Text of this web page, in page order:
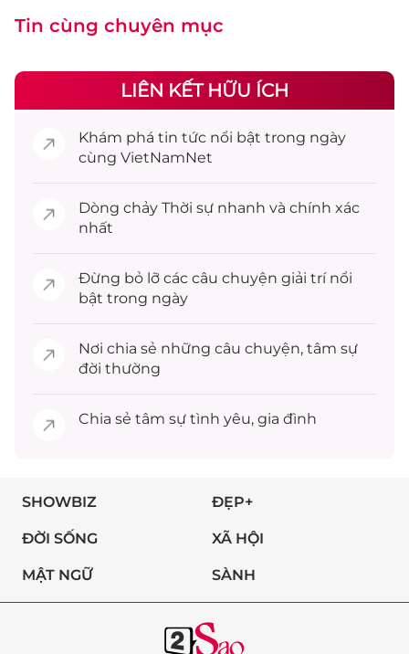
Tin cùng chuyên mục
LIÊN KẾT HỮU ÍCH
Khám phá tin tức nổi bật trong ngày
cùng VietNamNet
Dòng chảy Thời sự nhanh và chính xác
nhất
Đừng bỏ lỡ các câu chuyện giải trínổi
bật trong ngày
Nơi chia sẻ những câu chuyện, tâm sự
đời thường
Chia sẻ tâm sự tình yêu, gia đình
SHOWBIZ ĐẸP+
ĐỜI SỐNG XÃ HỘI
MẬT NGỮ SÀNH